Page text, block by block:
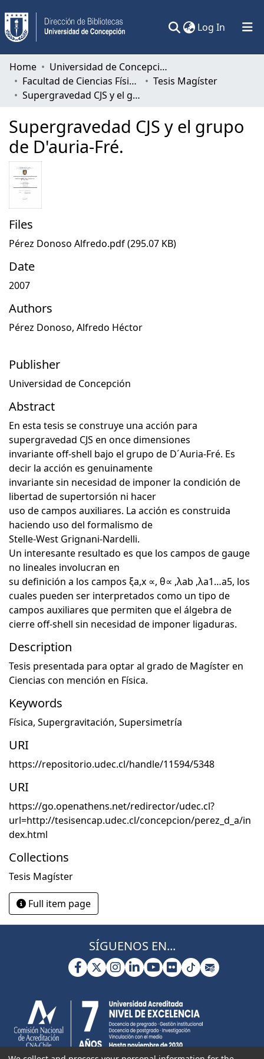
Log In (current)
Communities & Collections
All of DSpace
Home
Universidad de Concepción
Facultad de Ciencias Físicas y Matemáticas
Tesis Magíster
Supergravedad CJS y el grupo de D'auria-Fré.
Supergravedad CJS y el grupo
de D'auria-Fré.
Files
Pérez Donoso Alfredo.pdf(295.07 KB)
Date
2007
Authors
Pérez Donoso, Alfredo Héctor
Publisher
Universidad de Concepción
Abstract
En esta tesis se construye una acción para
supergravedad CJS en once dimensiones
invariante off-shell bajo el grupo de D´Auria-Fré. Es
decir la acción es genuinamente
invariante sin necesidad de imponer la condición de
libertad de supertorsión ni hacer
uso de campos auxiliares. La acción es construida
haciendo uso del formalismo de
Stelle-West Grignani-Nardelli.
Un interesante resultado es que los campos de gauge
no lineales involucran en
su definición a los campos ξa,x ∝, θ∝ ,λab ,λa1…a5, los
cuales pueden ser interpretados como un tipo de
campos auxiliares que permiten que el álgebra de
cierre off-shell sin necesidad de imponer ligaduras.
Description
Tesis presentada para optar al grado de Magíster en
Ciencias con mención en Física.
Keywords
Física, Supergravitación, Supersimetría
URI
https://repositorio.udec.cl/handle/11594/5348
URI
https://go.openathens.net/redirector/udec.cl?
url=http://tesisencap.udec.cl/concepcion/perez_d_a/in
dex.html
Collections
Tesis Magíster
Full item page
SÍGUENOS EN...